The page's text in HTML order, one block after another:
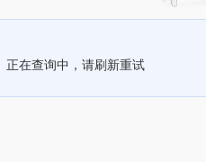
正在查询中，请刷新重试